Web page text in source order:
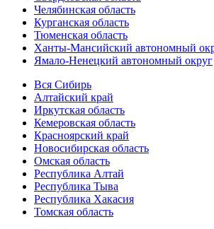
Челябинская область
Курганская область
Тюменская область
Ханты-Мансийский автономный
Ямало-Ненецкий автономный округ
Вся Сибирь
Алтайский край
Иркутская область
Кемеровская область
Красноярский край
Новосибирская область
Омская область
Республика Алтай
Республика Тыва
Республика Хакасия
Томская область